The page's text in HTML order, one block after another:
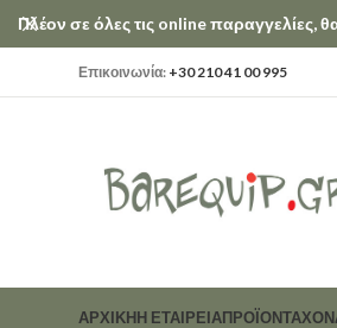
Επικοινωνία: +30 210 41 00 995
ΑΡΧΙΚΗΗ ΕΤΑΙΡΕΊΑΠΡΟΪΟΝΤΑ
Πλέον σε όλες τις online παραγγελίες,